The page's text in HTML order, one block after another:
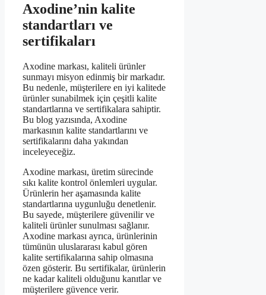
Axodine’nin kalite
standartları ve
sertifikaları
Axodine markası, kaliteli ürünler
sunmayı misyon edinmiş bir markadır.
Bu nedenle, müşterilere en iyi kalitede
ürünler sunabilmek için çeşitli kalite
standartlarına ve sertifikalara sahiptir.
Bu blog yazısında, Axodine
markasının kalite standartlarını ve
sertifikalarını daha yakından
inceleyeceğiz.
Axodine markası, üretim sürecinde
sıkı kalite kontrol önlemleri uygular.
Ürünlerin her aşamasında kalite
standartlarına uygunluğu denetlenir.
Bu sayede, müşterilere güvenilir ve
kaliteli ürünler sunulması sağlanır.
Axodine markası ayrıca, ürünlerinin
tümünün uluslararası kabul gören
kalite sertifikalarına sahip olmasına
özen gösterir. Bu sertifikalar, ürünlerin
ne kadar kaliteli olduğunu kanıtlar ve
müşterilere güvence verir.